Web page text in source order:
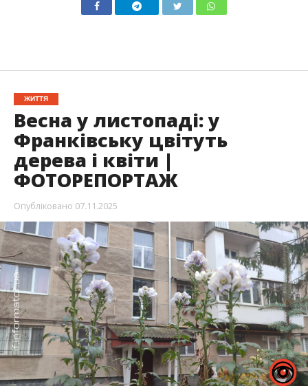
ЖИТТЯ
Весна у листопаді: у
Франківську цвітуть
дерева і квіти |
ФОТОРЕПОРТАЖ
Опубліковано 07.11.2025